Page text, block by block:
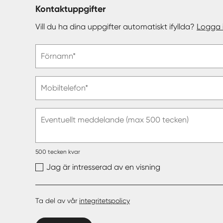
Kontaktuppgifter
Vill du ha dina uppgifter automatiskt ifyllda? Logga
ange
förnamn
Förnamn*
ange
telefonnummer
Mobiltelefon*
Eventuellt meddelande (max 500 tecken)
500 tecken kvar
Jag är intresserad av en visning
Ta del av vår integritetspolicy